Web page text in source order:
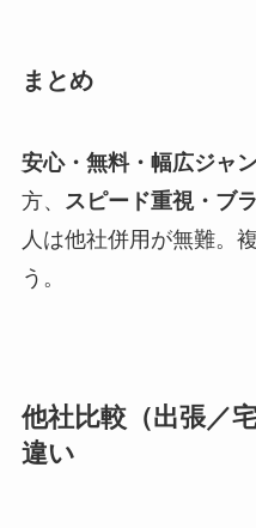
まとめ
安心・無料・幅広ジャ
方、
スピード重視・ブ
人は他社併用が無難。
う。
他社比較（出張／
違い